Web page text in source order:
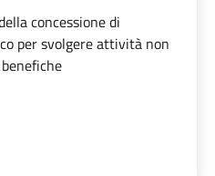
concessione di
per svolgere attività non